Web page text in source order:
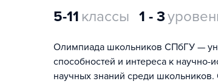
5-11 классы 1 - 3
Олимпиада школьников СПбГУ —
способностей и интереса к научно-
научных знаний среди школьников.